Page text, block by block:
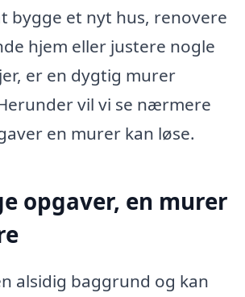
bygge et nyt hus, renovere
hjem eller justere nogle
er en dygtig murer
vil vi se nærmere
en murer kan løse.
opgaver, en murer
alsidig baggrund og kan